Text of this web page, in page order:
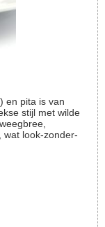
stijl met wilde
wat look-zonder-